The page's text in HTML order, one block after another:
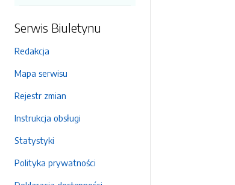
Serwis Biuletynu
Redakcja
Mapa serwisu
Rejestr zmian
Instrukcja obsługi
Statystyki
Polityka prywatności